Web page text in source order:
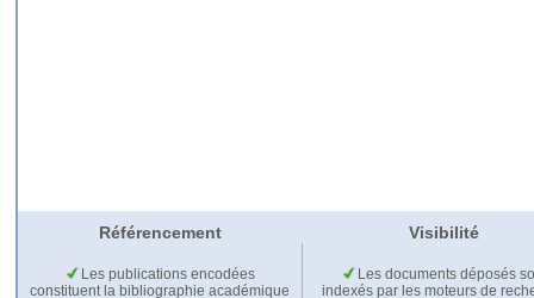
Référencement Visibilité
Les publications encodées
constituent la bibliographie académique
Les documents déposés
indexés par les moteurs de